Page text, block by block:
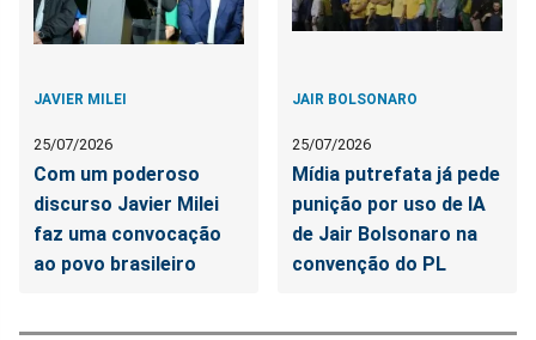
JAVIER MILEI
25/07/2026
Com um poderoso
discurso Javier Milei
faz uma convocação
ao povo brasileiro
JAIR BOLSONARO
25/07/2026
Mídia putrefata já pede
punição por uso de IA
de Jair Bolsonaro na
convenção do PL